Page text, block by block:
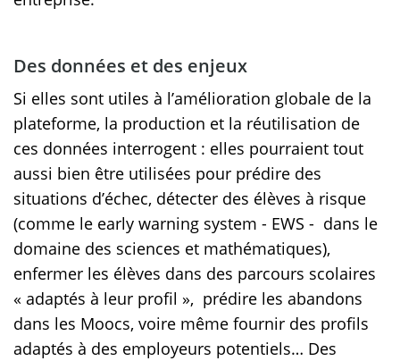
Des données et des enjeux
Si elles sont utiles à l’amélioration globale de la
plateforme, la production et la réutilisation de
ces données interrogent : elles pourraient tout
aussi bien être utilisées pour prédire des
situations d’échec, détecter des élèves à risque
(comme le early warning system - EWS - dans le
domaine des sciences et mathématiques),
enfermer les élèves dans des parcours scolaires
« adaptés à leur profil », prédire les abandons
dans les Moocs, voire même fournir des profils
adaptés à des employeurs potentiels… Des